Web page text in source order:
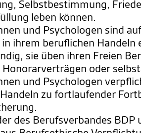
Selbstbestimmung,
leben können.
und Psychologen sind
in ihrem beruflichen
sie üben ihren Freien
oder
und Psychologen
zu fortlaufender
des Berufsverbandes BDP